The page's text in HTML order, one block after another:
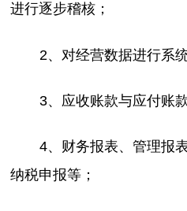
进行逐步稽核；
2、对经营数据进行系
3、应收账款与应付账
4、财务报表、管理报
纳税申报等；